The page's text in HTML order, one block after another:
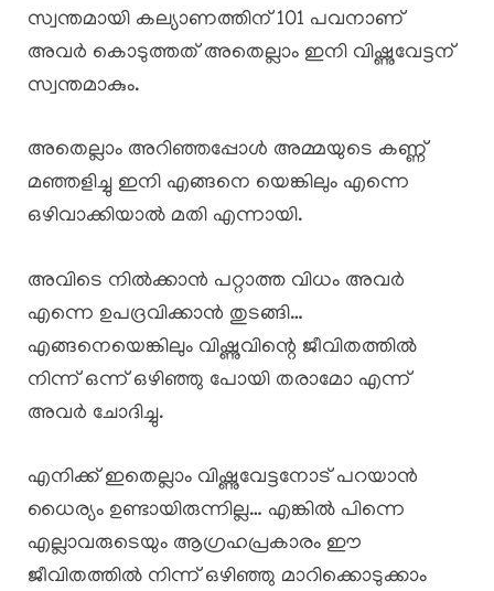
സ്വന്തമായി കല്യാണത്തിന് 101 പവനാണ്
അവർ കൊടുത്തത് അതെല്ലാം ഇനി വിഷ്ണുവേട്ടന്
സ്വന്തമാകും.
അതെല്ലാം അറിഞ്ഞപ്പോൾ അമ്മയുടെ കണ്ണ്
മഞ്ഞളിച്ചു ഇനി എങ്ങനെ യെങ്കിലും എന്നെ
ഒഴിവാക്കിയാൽ മതി എന്നായി.
അവിടെ നിൽക്കാൻ പറ്റാത്ത വിധം അവർ
എന്നെ ഉപദ്രവിക്കാൻ തുടങ്ങി…
എങ്ങനെയെങ്കിലും വിഷ്ണുവിന്റെ ജീവിതത്തിൽ
നിന്ന് ഒന്ന് ഒഴിഞ്ഞു പോയി തരാമോ എന്ന്
അവർ ചോദിച്ചു.
എനിക്ക് ഇതെല്ലാം വിഷ്ണുവേട്ടനോട് പറയാൻ
ധൈര്യം ഉണ്ടായിരുന്നില്ല… എങ്കിൽ പിന്നെ
എല്ലാവരുടെയും ആഗ്രഹപ്രകാരം ഈ
ജീവിതത്തിൽ നിന്ന് ഒഴിഞ്ഞു മാറിക്കൊടുക്കാം